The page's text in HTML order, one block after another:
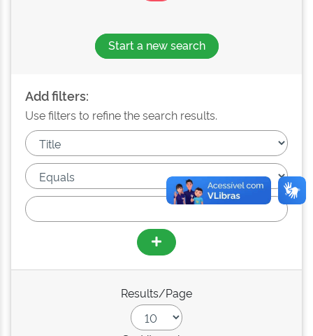
Start a new search
Add filters:
Use filters to refine the search results.
Results/Page